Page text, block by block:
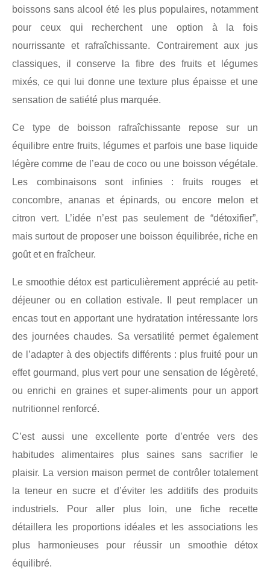
boissons sans alcool été les plus populaires, notamment
pour ceux qui recherchent une option à la fois
nourrissante et rafraîchissante. Contrairement aux jus
classiques, il conserve la fibre des fruits et légumes
mixés, ce qui lui donne une texture plus épaisse et une
sensation de satiété plus marquée.
Ce type de boisson rafraîchissante repose sur un
équilibre entre fruits, légumes et parfois une base liquide
légère comme de l’eau de coco ou une boisson végétale.
Les combinaisons sont infinies : fruits rouges et
concombre, ananas et épinards, ou encore melon et
citron vert. L’idée n’est pas seulement de “détoxifier”,
mais surtout de proposer une boisson équilibrée, riche en
goût et en fraîcheur.
Le smoothie détox est particulièrement apprécié au petit-
déjeuner ou en collation estivale. Il peut remplacer un
encas tout en apportant une hydratation intéressante lors
des journées chaudes. Sa versatilité permet également
de l’adapter à des objectifs différents : plus fruité pour un
effet gourmand, plus vert pour une sensation de légèreté,
ou enrichi en graines et super-aliments pour un apport
nutritionnel renforcé.
C’est aussi une excellente porte d’entrée vers des
habitudes alimentaires plus saines sans sacrifier le
plaisir. La version maison permet de contrôler totalement
la teneur en sucre et d’éviter les additifs des produits
industriels. Pour aller plus loin, une fiche recette
détaillera les proportions idéales et les associations les
plus harmonieuses pour réussir un smoothie détox
équilibré.